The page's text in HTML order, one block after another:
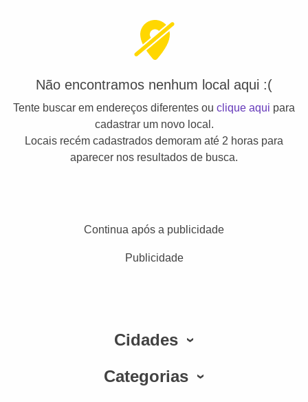
Não encontramos nenhum local aqui :(
Tente buscar em endereços diferentes ou clique aqui para
cadastrar um novo local.
Locais recém cadastrados demoram até 2 horas para
aparecer nos resultados de busca.
Continua após a publicidade
Publicidade
Cidades
Categorias